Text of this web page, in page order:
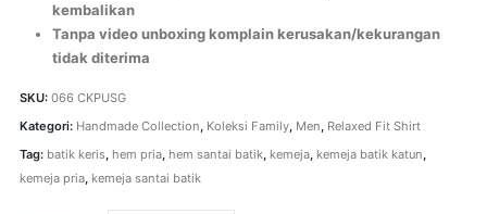
kembalikan
Tanpa video unboxing komplain kerusakan/kekurangan
tidak diterima
SKU: 066 CKPUSG
Kategori: Handmade Collection, Koleksi Family, Men, Relaxed Fit Shirt
Tag: batik keris, hem pria, hem santai batik, kemeja, kemeja batik katun
kemeja pria, kemeja santai batik